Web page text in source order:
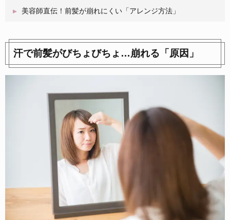
美容師直伝！前髪が崩れにくい「アレンジ方法」
汗で前髪がびちょびちょ…崩れる「原因」